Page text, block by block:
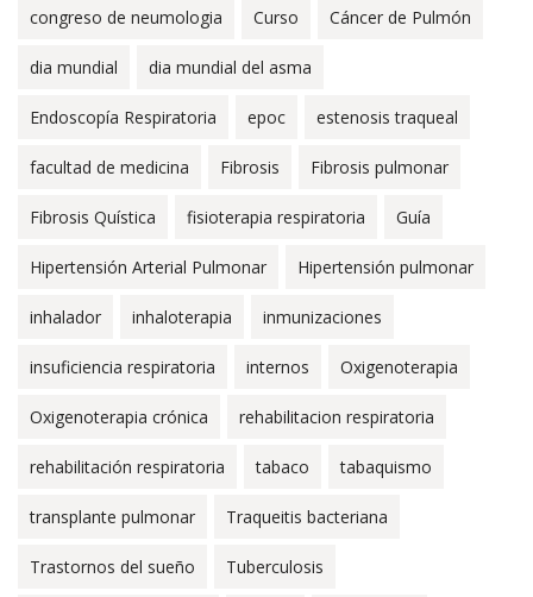
congreso de neumologia Curso Cáncer de Pulmón
dia mundial dia mundial del asma
Endoscopía Respiratoria epoc estenosis traqueal
facultad de medicina Fibrosis Fibrosis pulmonar
Fibrosis Quística fisioterapia respiratoria Guía
Hipertensión Arterial Pulmonar Hipertensión pulmonar
inhalador inhaloterapia inmunizaciones
insuficiencia respiratoria internos Oxigenoterapia
Oxigenoterapia crónica rehabilitacion respiratoria
rehabilitación respiratoria tabaco tabaquismo
transplante pulmonar Traqueitis bacteriana
Trastornos del sueño Tuberculosis